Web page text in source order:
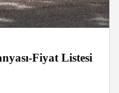
Fiyat Listesi